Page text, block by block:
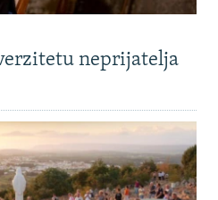
neprijatelja